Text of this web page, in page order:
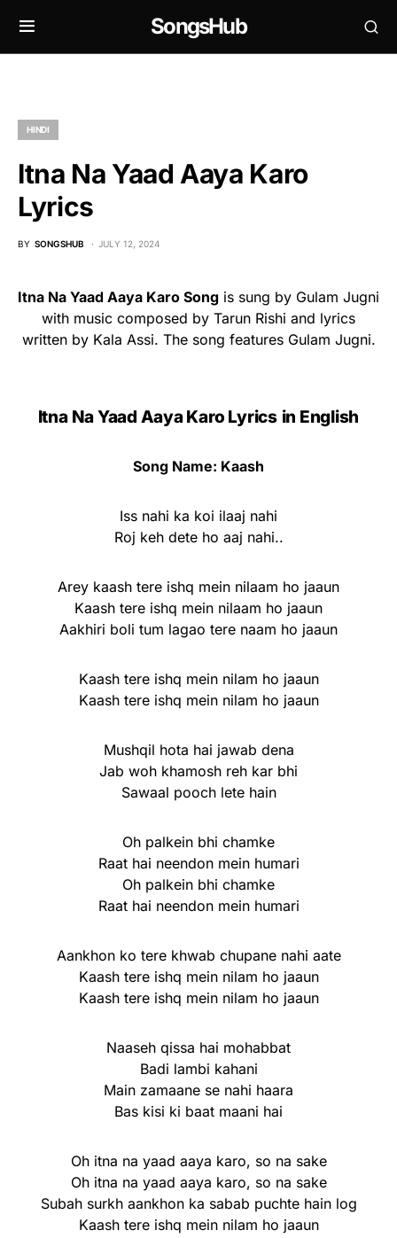
SongsHub
HINDI
Itna Na Yaad Aaya Karo
Lyrics
BY SONGSHUB JULY 12, 2024
Itna Na Yaad Aaya Karo Song is sung by Gulam Jugni
with music composed by Tarun Rishi and lyrics
written by Kala Assi. The song features Gulam Jugni.
Itna Na Yaad Aaya Karo Lyrics in English
Song Name: Kaash
Iss nahi ka koi ilaaj nahi
Roj keh dete ho aaj nahi..
Arey kaash tere ishq mein nilaam ho jaaun
Kaash tere ishq mein nilaam ho jaaun
Aakhiri boli tum lagao tere naam ho jaaun
Kaash tere ishq mein nilam ho jaaun
Kaash tere ishq mein nilam ho jaaun
Mushqil hota hai jawab dena
Jab woh khamosh reh kar bhi
Sawaal pooch lete hain
Oh palkein bhi chamke
Raat hai neendon mein humari
Oh palkein bhi chamke
Raat hai neendon mein humari
Aankhon ko tere khwab chupane nahi aate
Kaash tere ishq mein nilam ho jaaun
Kaash tere ishq mein nilam ho jaaun
Naaseh qissa hai mohabbat
Badi lambi kahani
Main zamaane se nahi haara
Bas kisi ki baat maani hai
Oh itna na yaad aaya karo, so na sake
Oh itna na yaad aaya karo, so na sake
Subah surkh aankhon ka sabab puchte hain log
Kaash tere ishq mein nilam ho jaaun